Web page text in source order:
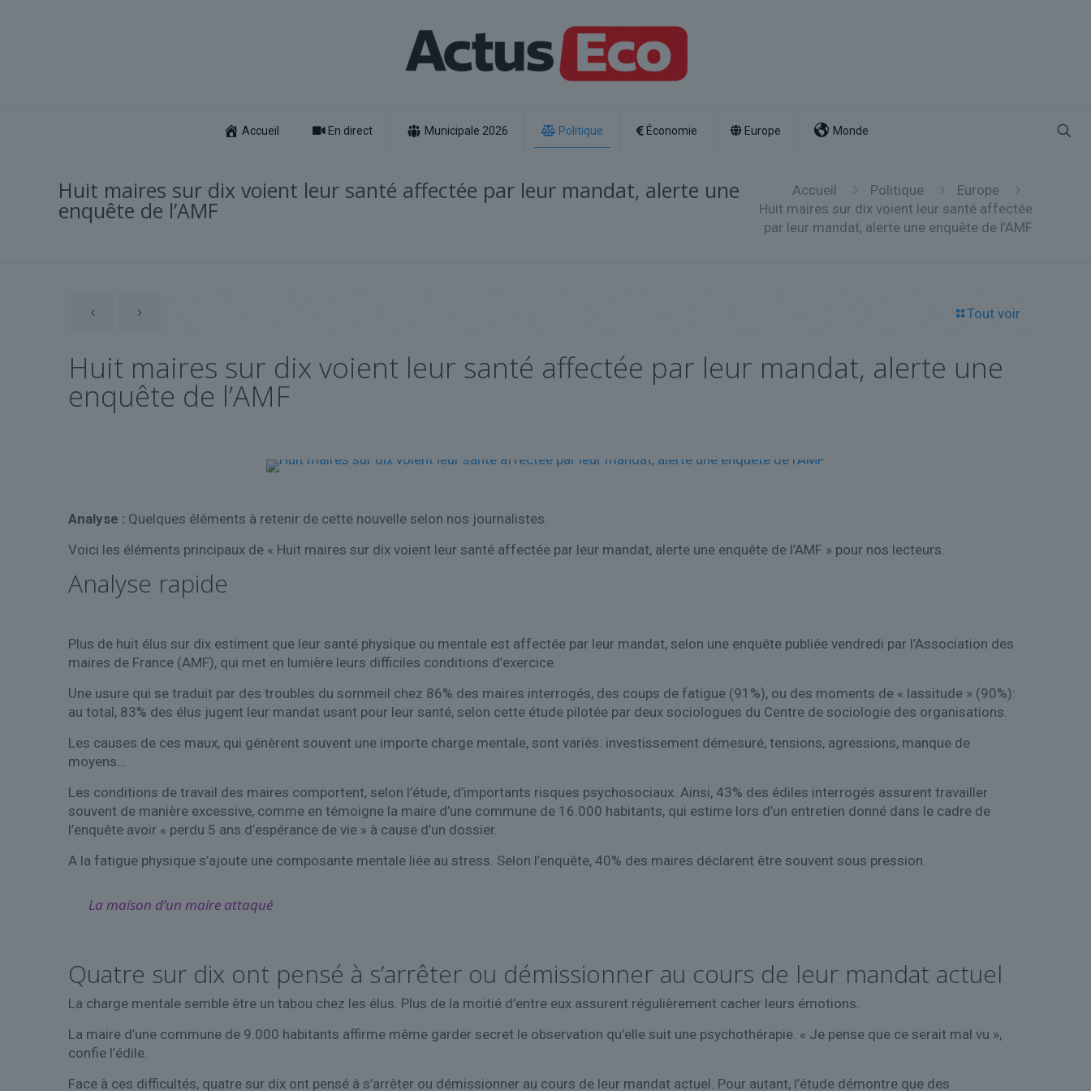
Accueil En direct Municipale 2026 Politique Économie Europe Monde
Huit maires sur dix voient leur santé affectée par leur mandat, alerte une
enquête de l’AMF
Accueil Politique
Europe
Huit maires sur dix voient leur santé affectée
par leur mandat, alerte une enquête de l’AMF
Tout voir
Huit maires sur dix voient leur santé affectée par leur mandat, alerte une
enquête de l’AMF
Analyse : Quelques éléments à retenir de cette nouvelle selon nos journalistes.
Voici les éléments principaux de « Huit maires sur dix voient leur santé affectée par leur mandat, alerte une enquête de l’AMF » pour nos lecteurs.
Analyse rapide
Plus de huit élus sur dix estiment que leur santé physique ou mentale est affectée par leur mandat, selon une enquête publiée vendredi par l’Association des
maires de France (AMF), qui met en lumière leurs difficiles conditions d’exercice.
Une usure qui se traduit par des troubles du sommeil chez 86% des maires interrogés, des coups de fatigue (91%), ou des moments de « lassitude » (90%):
au total, 83% des élus jugent leur mandat usant pour leur santé, selon cette étude pilotée par deux sociologues du Centre de sociologie des organisations.
Les causes de ces maux, qui génèrent souvent une importe charge mentale, sont variés: investissement démesuré, tensions, agressions, manque de
moyens…
Les conditions de travail des maires comportent, selon l’étude, d’importants risques psychosociaux. Ainsi, 43% des édiles interrogés assurent travailler
souvent de manière excessive, comme en témoigne la maire d’une commune de 16.000 habitants, qui estime lors d’un entretien donné dans le cadre de
l’enquête avoir « perdu 5 ans d’espérance de vie » à cause d’un dossier.
A la fatigue physique s’ajoute une composante mentale liée au stress. Selon l’enquête, 40% des maires déclarent être souvent sous pression.
La maison d’un maire attaqué
Quatre sur dix ont pensé à s’arrêter ou démissionner au cours de leur mandat actuel
La charge mentale semble être un tabou chez les élus. Plus de la moitié d’entre eux assurent régulièrement cacher leurs émotions.
La maire d’une commune de 9.000 habitants affirme même garder secret le observation qu’elle suit une psychothérapie. « Je pense que ce serait mal vu »,
confie l’édile.
Face à ces difficultés, quatre sur dix ont pensé à s’arrêter ou démissionner au cours de leur mandat actuel. Pour autant, l’étude démontre que des